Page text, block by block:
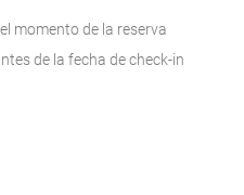
momento de la reserva
de la fecha de check-in